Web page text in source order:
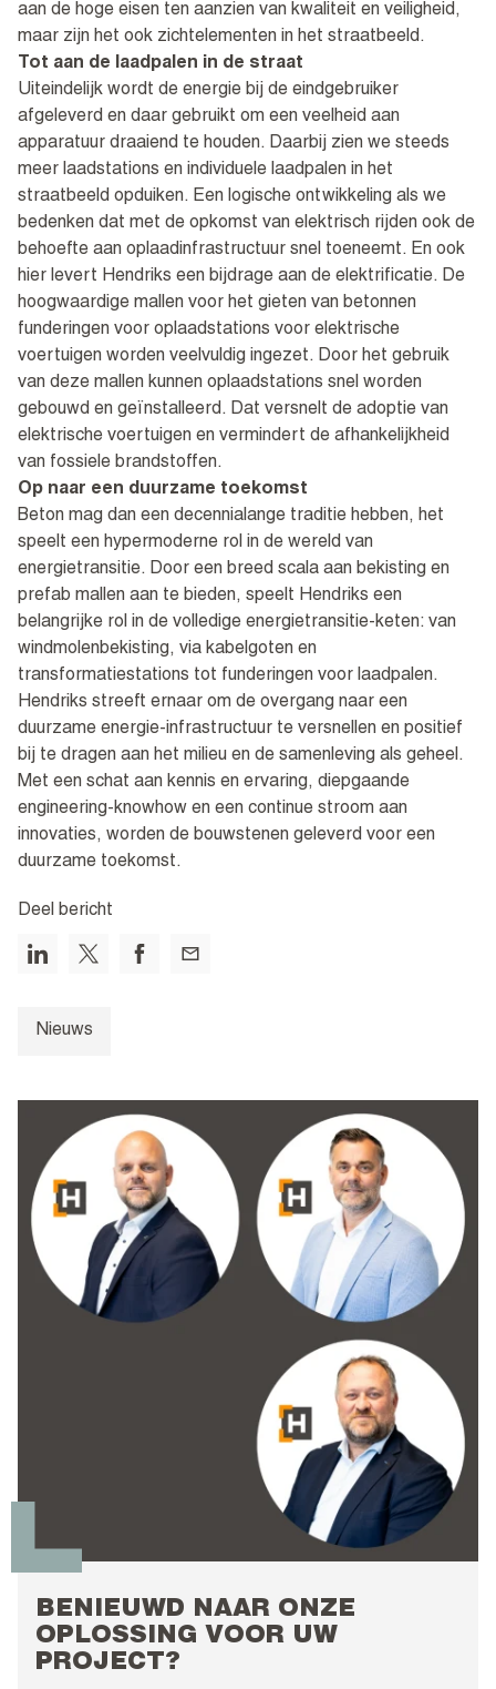
aan de hoge eisen ten aanzien van kwaliteit en veiligheid,
maar zijn het ook zichtelementen in het straatbeeld.
Tot aan de laadpalen in de straat
Uiteindelijk wordt de energie bij de eindgebruiker
afgeleverd en daar gebruikt om een veelheid aan
apparatuur draaiend te houden. Daarbij zien we steeds
meer laadstations en individuele laadpalen in het
straatbeeld opduiken. Een logische ontwikkeling als we
bedenken dat met de opkomst van elektrisch rijden ook de
behoefte aan oplaadinfrastructuur snel toeneemt. En ook
hier levert Hendriks een bijdrage aan de elektrificatie. De
hoogwaardige mallen voor het gieten van betonnen
funderingen voor oplaadstations voor elektrische
voertuigen worden veelvuldig ingezet. Door het gebruik
van deze mallen kunnen oplaadstations snel worden
gebouwd en geïnstalleerd. Dat versnelt de adoptie van
elektrische voertuigen en vermindert de afhankelijkheid
van fossiele brandstoffen.
Op naar een duurzame toekomst
Beton mag dan een decennialange traditie hebben, het
speelt een hypermoderne rol in de wereld van
energietransitie. Door een breed scala aan bekisting en
prefab mallen aan te bieden, speelt Hendriks een
belangrijke rol in de volledige energietransitie-keten: van
windmolenbekisting, via kabelgoten en
transformatiestations tot funderingen voor laadpalen.
Hendriks streeft ernaar om de overgang naar een
duurzame energie-infrastructuur te versnellen en positief
bij te dragen aan het milieu en de samenleving als geheel.
Met een schat aan kennis en ervaring, diepgaande
engineering-knowhow en een continue stroom aan
innovaties, worden de bouwstenen geleverd voor een
duurzame toekomst.
Deel bericht
Nieuws
BENIEUWD NAAR ONZE
OPLOSSING VOOR UW
PROJECT?